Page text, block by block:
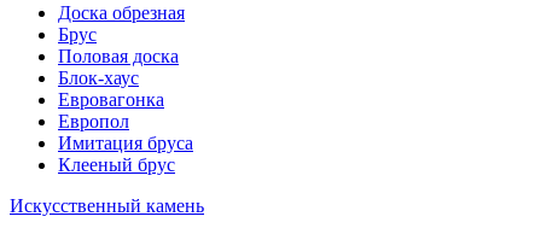
Доска обрезная
Брус
Половая доска
Блок-хаус
Евровагонка
Европол
Имитация бруса
Клееный брус
Искусственный камень